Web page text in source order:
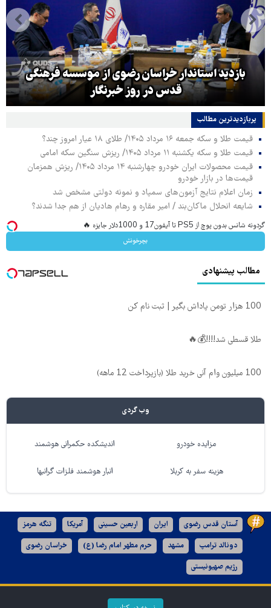
بازدید استاندار خراسان رضوی از موسسه فرهنگی
قدس در روز خبرنگار
پربازدیدترین‌ مطالب
قیمت طلا و سکه جمعه ۱۶ مرداد ۱۴۰۵/ طلای ۱۸ عیار امروز چند؟
قیمت طلا و سکه یکشنبه ۱۱ مرداد ۱۴۰۵/ ریزش سنگین سکه امامی
قیمت محصولات ایران خودرو چهارشنبه ۱۴ مرداد ۱۴۰۵/ ریزش همزمان
قیمت‌ها در بازار خودرو
زمان اعلام نتایج آزمون‌های سمپاد و نمونه دولتی مشخص شد
شایعه انحلال ماکان‌بند / امیر مقاره و رهام هادیان از هم جدا شدند؟
گردونه شانس بدون پوچ از PS5 تا آیفون17 و 1000دلار جایزه 🔥
بچرخونش
مطالب پیشنهادی
100 هزار تومن پاداش بگیر | ثبت نام کن
طلا قسطی شد!!!!💰🔥
100 میلیون وام آنی خرید طلا (بازپرداخت 12 ماهه)
وب گردی
مزایده خودرو اندیشکده حکمرانی هوشمند
هزینه سفر به کربلا انبار هوشمند فلزات گرانبها
آستان قدس رضوی ایران اربعین حسینی آمریکا تنگه هرمز
دونالد ترامپ مشهد حرم مطهر امام رضا (ع) خراسان رضوی
رژیم صهیونیستی